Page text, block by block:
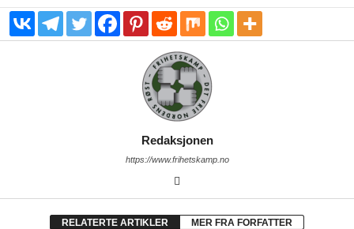
Redaksjonen
https://www.frihetskamp.no
RELATERTE ARTIKLER MER FRA FORFATTER